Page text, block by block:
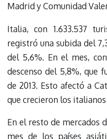
Madrid y Comunidad
Italia, con 1.633.537
registró una subida del
del 5,6%. En el mes,
descenso del 5,8%, que
de 2013. Esto afectó a
que crecieron los
En el resto de mercados
mes de los países